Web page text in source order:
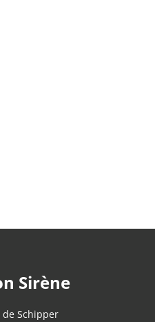
Sirène
de Schipper